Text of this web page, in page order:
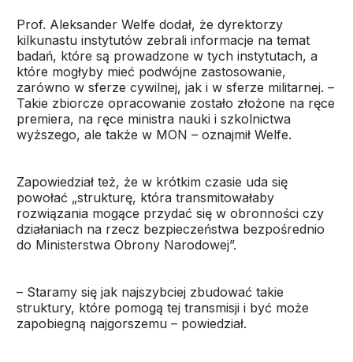
Prof. Aleksander Welfe dodał, że dyrektorzy
kilkunastu instytutów zebrali informacje na temat
badań, które są prowadzone w tych instytutach, a
które mogłyby mieć podwójne zastosowanie,
zarówno w sferze cywilnej, jak i w sferze militarnej. –
Takie zbiorcze opracowanie zostało złożone na ręce
premiera, na ręce ministra nauki i szkolnictwa
wyższego, ale także w MON – oznajmił Welfe.
Zapowiedział też, że w krótkim czasie uda się
powołać „strukturę, która transmitowałaby
rozwiązania mogące przydać się w obronności czy
działaniach na rzecz bezpieczeństwa bezpośrednio
do Ministerstwa Obrony Narodowej”.
– Staramy się jak najszybciej zbudować takie
struktury, które pomogą tej transmisji i być może
zapobiegną najgorszemu – powiedział.